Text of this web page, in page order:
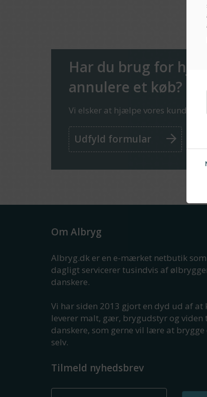
Har du brug for
annulere et køb?
Vi elsker at hjælpe vores kunder!
Udfyld formular
Om Albryg
Albryg.dk er en e-mærket netbutik som
dagligt servicerer tusindvis af
danskere.
Vi har siden 2013 gjort en dyd ud af at
leverer malt, gær, brygudstyr og viden
danskere, som gerne vil lære at brygge
selv.
Tilmeld nyhedsbrev